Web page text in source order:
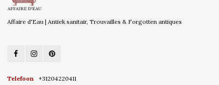
Affaire d'Eau | Antiek sanitair, Trouvailles & Forgotten antiques
Telefoon
+31204220411